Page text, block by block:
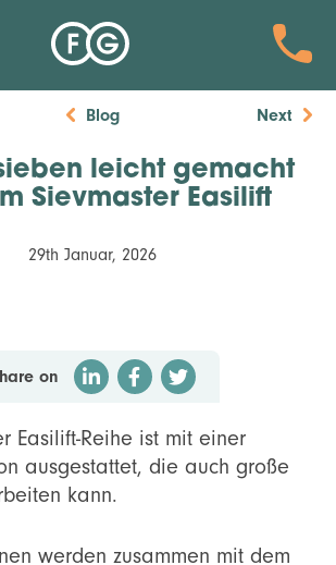
Blog Next
leicht gemacht
Sievmaster Easilift
29th Januar, 2026
on
Easilift-Reihe ist mit einer
ausgestattet, die auch große
kann.
werden zusammen mit dem